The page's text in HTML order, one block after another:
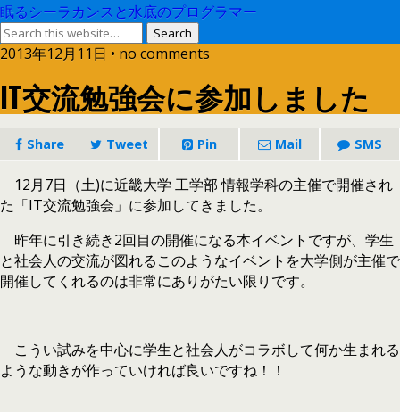
眠るシーラカンスと水底のプログラマー
2013年12月11日 • no comments
IT交流勉強会に参加しました
Share Tweet Pin Mail SMS
12月7日（土)に近畿大学 工学部 情報学科の主催で開催され
た「IT交流勉強会」に参加してきました。
昨年に引き続き2回目の開催になる本イベントですが、学生
と社会人の交流が図れるこのようなイベントを大学側が主催で
開催してくれるのは非常にありがたい限りです。
こうい試みを中心に学生と社会人がコラボして何か生まれる
ような動きが作っていければ良いですね！！